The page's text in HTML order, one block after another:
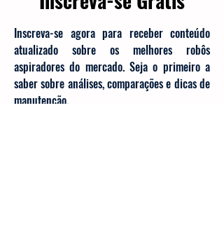
Inscreva-se Grátis
Inscreva-se agora para receber conteúdo
atualizado sobre os melhores robôs